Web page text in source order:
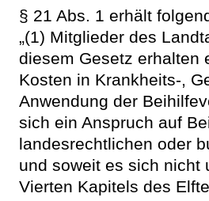
§ 21 Abs. 1 erhält
„(1) Mitglieder des
diesem Gesetz erhalten
Kosten in Krankheits-,
Anwendung der
sich ein Anspruch auf
landesrechtlichen oder
und soweit es sich nicht
Vierten Kapitels des